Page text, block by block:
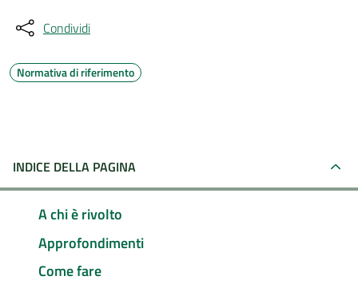
Condividi
Normativa di riferimento
INDICE DELLA PAGINA
A chi è rivolto
Approfondimenti
Come fare